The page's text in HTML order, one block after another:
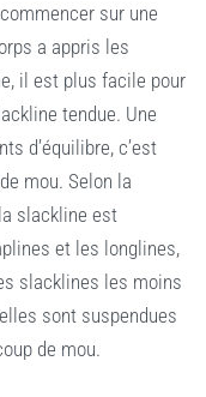
sur une
a appris les
il est plus facile pour
tendue. Une
d’équilibre, c’est
mou. Selon la
slackline est
et les longlines,
slacklines les moins
sont suspendues
de mou.